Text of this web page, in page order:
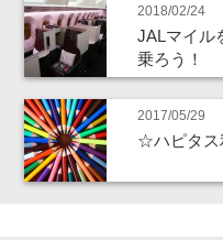
2018/02/24
JALマイル
乗ろう！
2017/05/29
☆ハピタ